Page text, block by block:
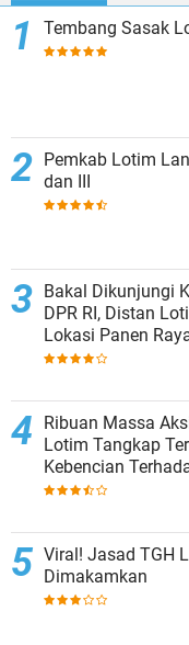
Tembang Sasak
Pemkab Lotim
dan III
Bakal Dikunjungi
DPR RI, Distan
Lokasi Panen
Ribuan Massa
Lotim Tangkap
Kebencian
Viral! Jasad TGH
Dimakamkan